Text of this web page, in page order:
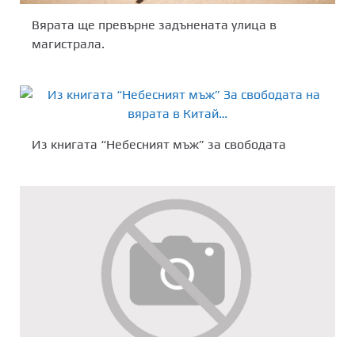
Вярата ще превърне задънената улица в
магистрала.
Из книгата “Небесният мъж” за свободата